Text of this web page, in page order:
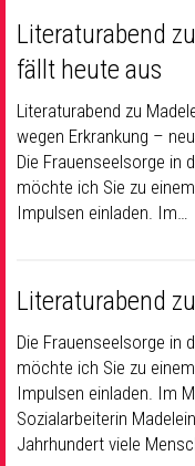
Literaturabend
fällt heute aus
Literaturabend zu
wegen Erkrankung –
Die Frauenseelsorge in
möchte ich Sie zu
Impulsen einladen. Im…
Literaturabend
Die Frauenseelsorge in
möchte ich Sie zu
Impulsen einladen. Im
Sozialarbeiterin
Jahrhundert viele